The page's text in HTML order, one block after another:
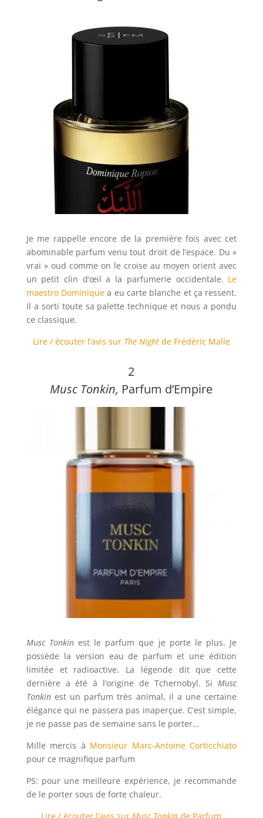
Je me rappelle encore de la première fois avec cet
abominable parfum venu tout droit de l’espace. Du «
vrai » oud comme on le croise au moyen orient avec
un petit clin d’œil a la parfumerie occidentale. Le
maestro Dominique a eu carte blanche et ça ressent.
Il a sorti toute sa palette technique et nous a pondu
ce classique.
Lire / écouter l’avis sur The Nightde Frédéric Malle
2
Musc Tonkin, Parfum d’Empire
Musc Tonkinest le parfum que je porte le plus. Je
possède la version eau de parfum et une édition
limitée et radioactive. La légende dit que cette
dernière a été à l’origine de Tchernobyl. Si Musc
Tonkinest un parfum très animal, il a une certaine
élégance qui ne passera pas inaperçue. C’est simple,
je ne passe pas de semaine sans le porter…
Mille mercis à Monsieur Marc-Antoine Corticchiato
pour ce magnifique parfum
PS: pour une meilleure expérience, je recommande
de le porter sous de forte chaleur.